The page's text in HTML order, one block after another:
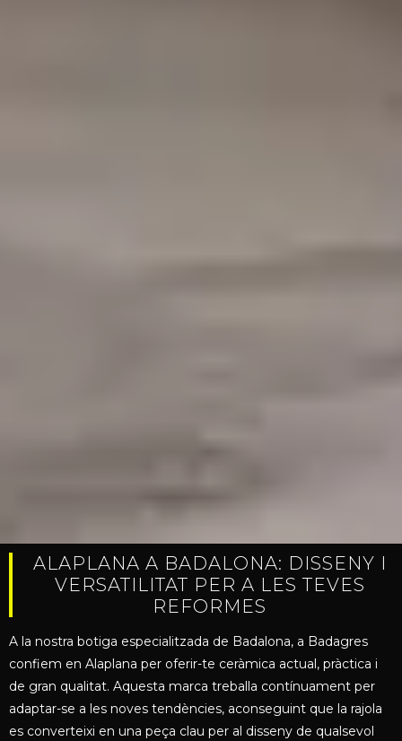
ALAPLANA A BADALONA: DISSENY I
VERSATILITAT PER A LES TEVES
REFORMES
A la nostra botiga especialitzada de Badalona, a Badagres
confiem en Alaplana per oferir-te ceràmica actual, pràctica i
de gran qualitat. Aquesta marca treballa contínuament per
adaptar-se a les noves tendències, aconseguint que la rajola
es converteixi en una peça clau per al disseny de qualsevol